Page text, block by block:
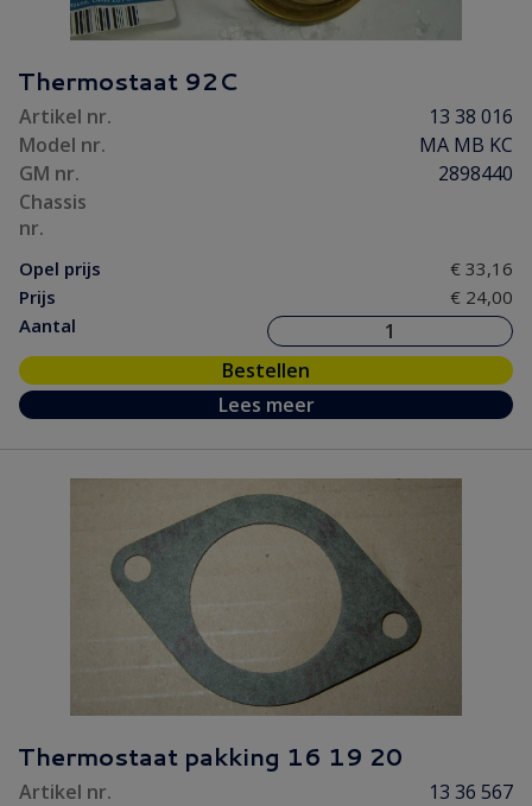
Thermostaat 92C
Artikel nr.
13 38 016
Model nr.
MA MB KC
GM nr.
2898440
Chassis
nr.
Opel prijs
€ 33,16
Prijs
€ 24,00
Aantal
Bestellen
Lees meer
Thermostaat pakking 16 19 20
Artikel nr.
13 36 567